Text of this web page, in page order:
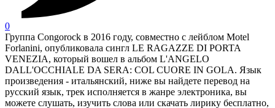
0
Группа Congorock в 2016 году, совместно с лейблом Motel
Forlanini, опубликовала сингл LE RAGAZZE DI PORTA
VENEZIA, который вошел в альбом L'ANGELO
DALL'OCCHIALE DA SERA: COL CUORE IN GOLA. Язык
произведения - итальянский, ниже вы найдете перевод на
русский язык, трек исполняется в жанре электроника, вы
можете слушать, изучить слова или скачать лирику бесплатно,